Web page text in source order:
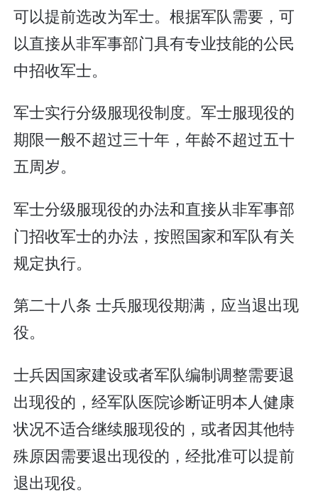
可以提前选改为军士。根据军队需要，可
以直接从非军事部门具有专业技能的公民
中招收军士。
军士实行分级服现役制度。军士服现役的
期限一般不超过三十年，年龄不超过五十
五周岁。
军士分级服现役的办法和直接从非军事部
门招收军士的办法，按照国家和军队有关
规定执行。
第二十八条 士兵服现役期满，应当退出现
役。
士兵因国家建设或者军队编制调整需要退
出现役的，经军队医院诊断证明本人健康
状况不适合继续服现役的，或者因其他特
殊原因需要退出现役的，经批准可以提前
退出现役。